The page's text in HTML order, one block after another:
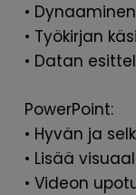
•
• Työkirjan
• Datan
PowerPoint:
• Hyvän ja
• Lisää
• Videon